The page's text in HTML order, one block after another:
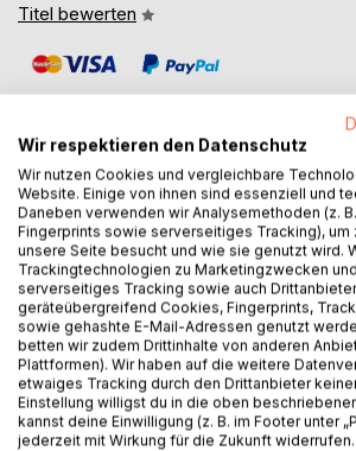
Titel bewerten
BESCHREIBUNG
Bubbleman - Die leuchtende Seifenblase
illustriertes Erstleserbuch für Kinder ab
Geschichte erzählt von David, der
Seifenblase geheimnisvolle Kräfte
verbindet Fantasie, Humor und
einer warmen Botschaft über Mut,
Gefühle.
Wir respektieren den Datenschutz
Wir nutzen Cookies und vergleichbare
Website. Einige von ihnen sind essenziell und
Daneben verwenden wir Analysemethoden (z.
Fingerprints sowie serverseitiges Tracking), um
unsere Seite besucht und wie sie genutzt wird.
Trackingtechnologien zu Marketingzwecken
serverseitiges Tracking sowie auch
geräteübergreifend Cookies, Fingerprints,
sowie gehashte E-Mail-Adressen genutzt
betten wir zudem Drittinhalte von anderen
Plattformen). Wir haben auf die weitere
etwaiges Tracking durch den Drittanbieter
Einstellung willigst du in die oben
kannst deine Einwilligung (z. B. im Footer unter
jederzeit mit Wirkung für die Zukunft